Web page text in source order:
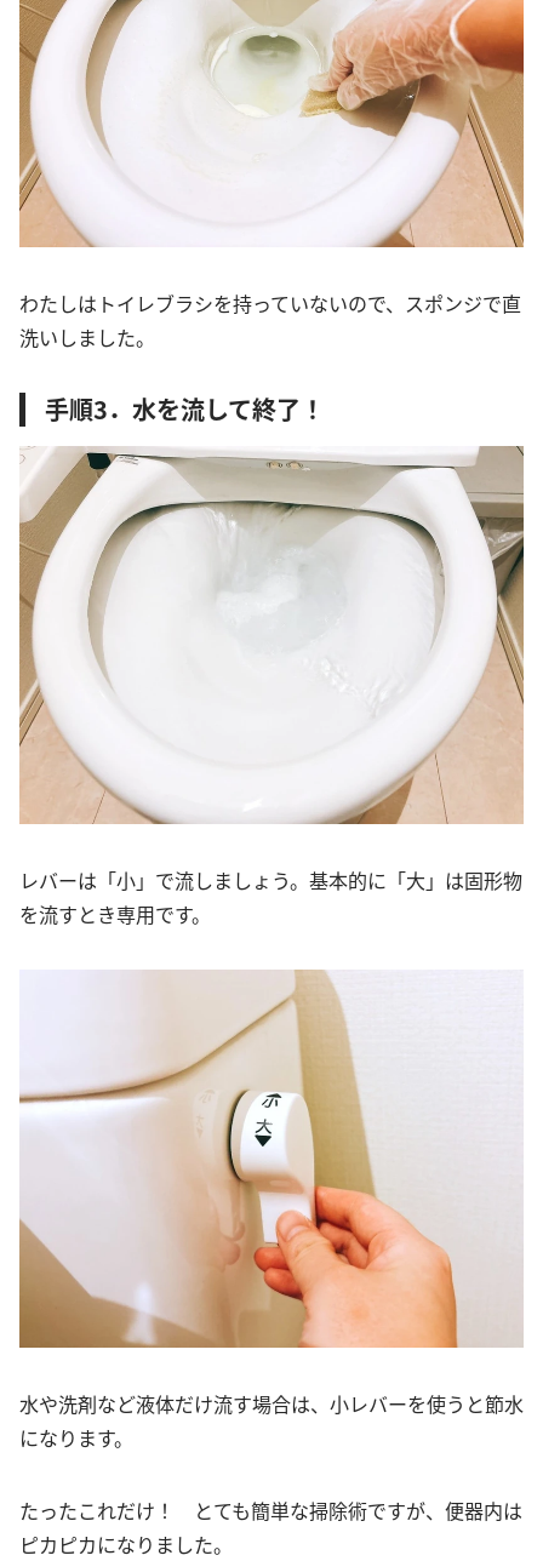
わたしはトイレブラシを持っていないので、スポンジで直
洗いしました。
手順3．水を流して終了！
レバーは「小」で流しましょう。基本的に「大」は固形物
を流すとき専用です。
水や洗剤など液体だけ流す場合は、小レバーを使うと節水
になります。
たったこれだけ！ とても簡単な掃除術ですが、便器内は
ピカピカになりました。